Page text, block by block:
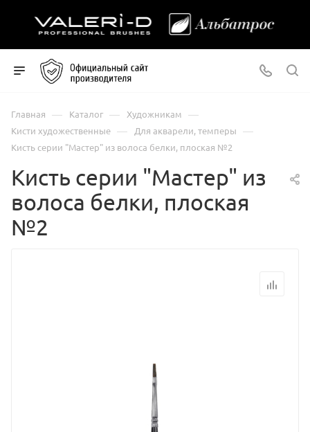
Главная — Каталог — Художникам —
Кисти художественные — Для акварели, темперы —
Кисть серии "Мастер" из волоса белки, плоская №2
Кисть серии "Мастер" из
волоса белки, плоская
№2